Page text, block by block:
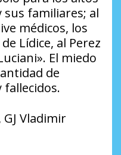
sus familiares; al
médicos, los
Lídice, al Perez
El miedo
de
Vladimir